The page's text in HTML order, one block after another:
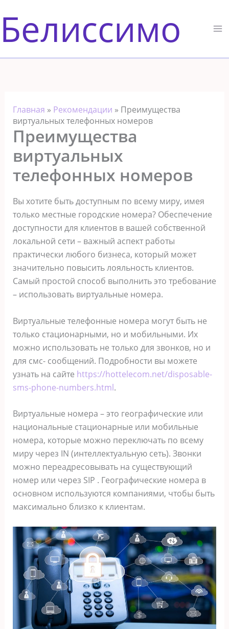
к
содержимому
Белиссимо
Главная » Рекомендации » Преимущества
виртуальных телефонных номеров
Преимущества
виртуальных
телефонных номеров
Вы хотите быть доступным по всему миру, имея
только местные городские номера? Обеспечение
доступности для клиентов в вашей собственной
локальной сети – важный аспект работы
практически любого бизнеса, который может
значительно повысить лояльность клиентов.
Самый простой способ выполнить это требование
– использовать виртуальные номера.
Виртуальные телефонные номера могут быть не
только стационарными, но и мобильными. Их
можно использовать не только для звонков, но и
для смс- сообщений. Подробности вы можете
узнать на сайте https://hottelecom.net/disposable-
sms-phone-numbers.html.
Виртуальные номера – это географические или
национальные стационарные или мобильные
номера, которые можно переключать по всему
миру через IN (интеллектуальную сеть). Звонки
можно переадресовывать на существующий
номер или через SIP . Географические номера в
основном используются компаниями, чтобы быть
максимально близко к клиентам.